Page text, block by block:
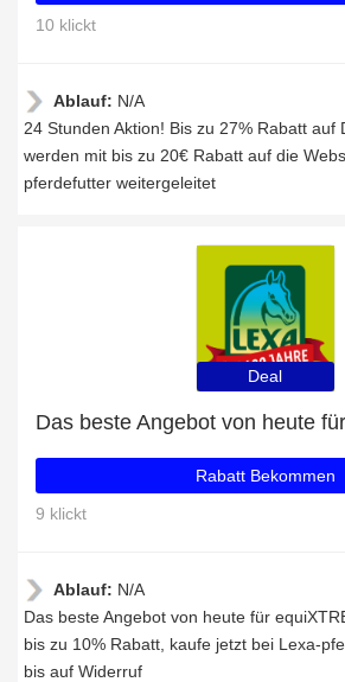
10 klickt
Ablauf: N/A
24 Stunden Aktion! Bis zu 27% Rabatt auf
werden mit bis zu 20€ Rabatt auf die
pferdefutter weitergeleitet
Deal
Rabatt Bekommen
9 klickt
Ablauf: N/A
Das beste Angebot von heute für
bis zu 10% Rabatt, kaufe jetzt bei Lexa-
bis auf Widerruf